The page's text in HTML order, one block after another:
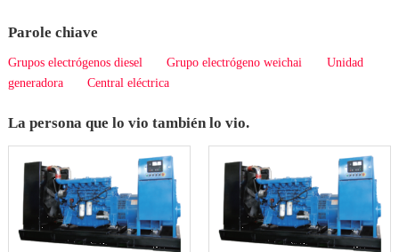
Parole chiave
Grupos electrógenos diesel Grupo electrógeno weichai
Unidad
generadora
Central eléctrica
La persona que lo vio también lo vio.